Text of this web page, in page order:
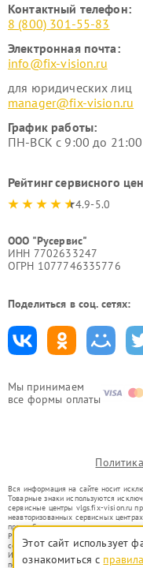
Мы принимаем
все формы оплаты
Контактный телефон:
8 (800) 301-55-83
Электронная почта:
info@fix-vision.ru
для юридических лиц
manager@fix-vision.ru
График работы:
ПН-ВСК с 9:00 до
Рейтинг сервисного
4.9-5.0
ООО "Русервис"
ИНН 7702633247
ОГРН 1077746335776
Поделиться в соц. сетях:
Вся информация на сайте носит
Товарные знаки используются
сервисные центры vlgs.fix-vision.ru
неавторизованных сервисных
правообладателями товарных
Ремонт осуществляется для
со статьей 1487 ГК РФ.
Использование товарных знаков не
потребителей в заблуждение, а
Этот сайт использует
ознакомиться с